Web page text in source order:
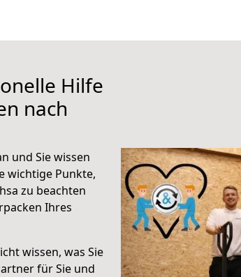
Hilfe
nach
und Sie wissen
wichtige Punkte,
zu beachten
Ihres
wissen, was Sie
für Sie und